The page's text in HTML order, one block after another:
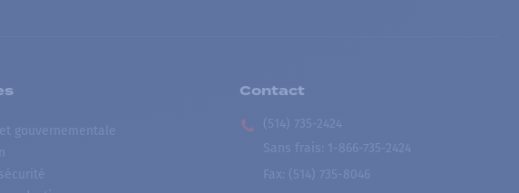
gouvernementale
Contact
(514) 735-2424
Sans frais
1-866-735-2424
Fax: (514) 735-8046